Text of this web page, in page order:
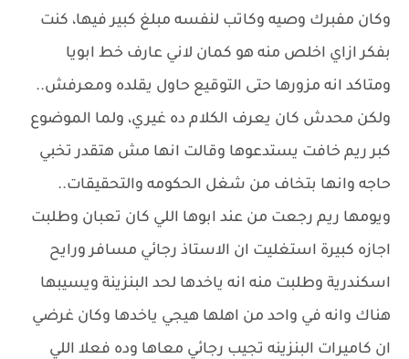
وكان مفبرك وصيه وكاتب لنفسه مبلغ كبير فيها، كنت
بفكر ازاي اخلص منه هو كمان لاني عارف خط ابويا
ومتاكد انه مزورها حتى التوقيع حاول يقلده ومعرفش..
ولكن محدش كان يعرف الكلام ده غيري، ولما الموضوع
كبر ريم خافت يستدعوها وقالت انها مش هتقدر تخبي
حاجه وانها بتخاف من شغل الحكومه والتحقيقات..
ويومها ريم رجعت من عند ابوها اللي كان تعبان وطلبت
اجازه كبيرة استغليت ان الاستاذ رجائي مسافر ورايح
اسكندرية وطلبت منه انه ياخدها لحد البنزينة ويسيبها
هناك وانه في واحد من اهلها هيجي ياخدها وكان غرضي
ان كاميرات البنزينه تجيب رجائي معاها وده فعلا اللي